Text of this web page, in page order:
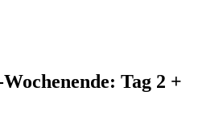
Tag 2 +